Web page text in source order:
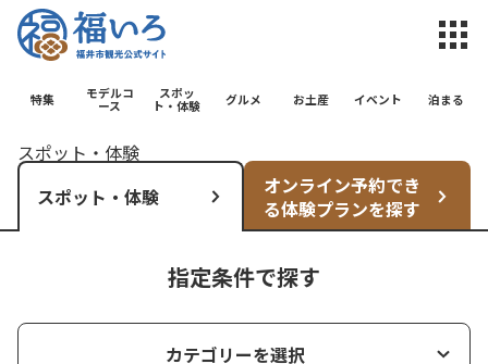
福井市観光
特集
モデルコ
ース
スポッ
ト・体験
グルメ お土産 イベント 泊まる
スポット・体験
スポット・体験
オンライン予約でき
る体験プランを探す
指定条件で探す
カテゴリーを選択